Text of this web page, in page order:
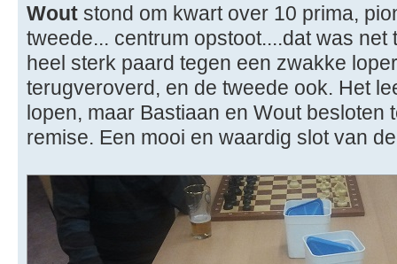
Wout stond om kwart over 10 prima,
tweede... centrum opstoot....dat was
heel sterk paard tegen een zwakke
terugveroverd, en de tweede ook. Het
lopen, maar Bastiaan en Wout besloten
remise. Een mooi en waardig slot van